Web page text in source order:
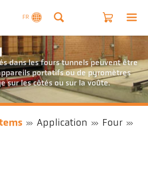
FR
dans les fours tunnels peuvent être
portatifs ou de pyromètres
sur les côtés ou sur la voûte.
Application
Four